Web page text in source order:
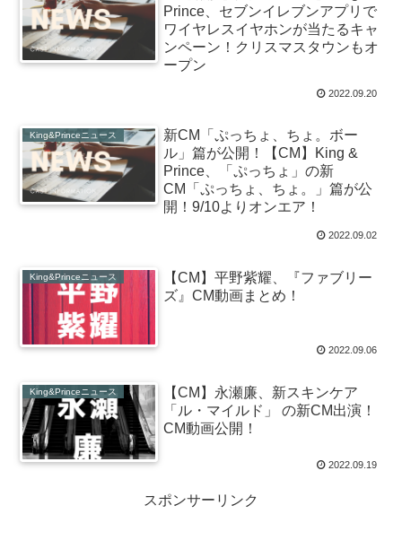
Prince、セブンイレブンアプリで
ワイヤレスイヤホンが当たるキャ
ンペーン！クリスマスタウンもオ
ープン
2022.09.20
King&Princeニュース
新CM「ぷっちょ、ちょ。ボー
ル」篇が公開！【CM】King &
Prince、「ぷっちょ」の新
CM「ぷっちょ、ちょ。」篇が公
開！9/10よりオンエア！
2022.09.02
King&Princeニュース
【CM】平野紫耀、『ファブリー
ズ』CM動画まとめ！
2022.09.06
King&Princeニュース
【CM】永瀬廉、新スキンケア
「ル・マイルド」 の新CM出演！
CM動画公開！
2022.09.19
スポンサーリンク